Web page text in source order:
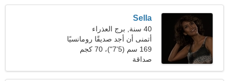
Sella
40 سنة, برج العذراء
أتمنى أن أجد صديقًا رومانسيًا
169 سم (5'7")، 70 كجم
(154 رطلا)
صداقة